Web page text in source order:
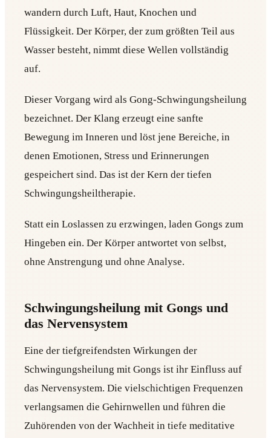
wandern durch Luft, Haut, Knochen und
Flüssigkeit. Der Körper, der zum größten Teil aus
Wasser besteht, nimmt diese Wellen vollständig
auf.
Dieser Vorgang wird als Gong-Schwingungsheilung
bezeichnet. Der Klang erzeugt eine sanfte
Bewegung im Inneren und löst jene Bereiche, in
denen Emotionen, Stress und Erinnerungen
gespeichert sind. Das ist der Kern der tiefen
Schwingungsheiltherapie.
Statt ein Loslassen zu erzwingen, laden Gongs zum
Hingeben ein. Der Körper antwortet von selbst,
ohne Anstrengung und ohne Analyse.
Schwingungsheilung mit Gongs und
das Nervensystem
Eine der tiefgreifendsten Wirkungen der
Schwingungsheilung mit Gongs ist ihr Einfluss auf
das Nervensystem. Die vielschichtigen Frequenzen
verlangsamen die Gehirnwellen und führen die
Zuhörenden von der Wachheit in tiefe meditative